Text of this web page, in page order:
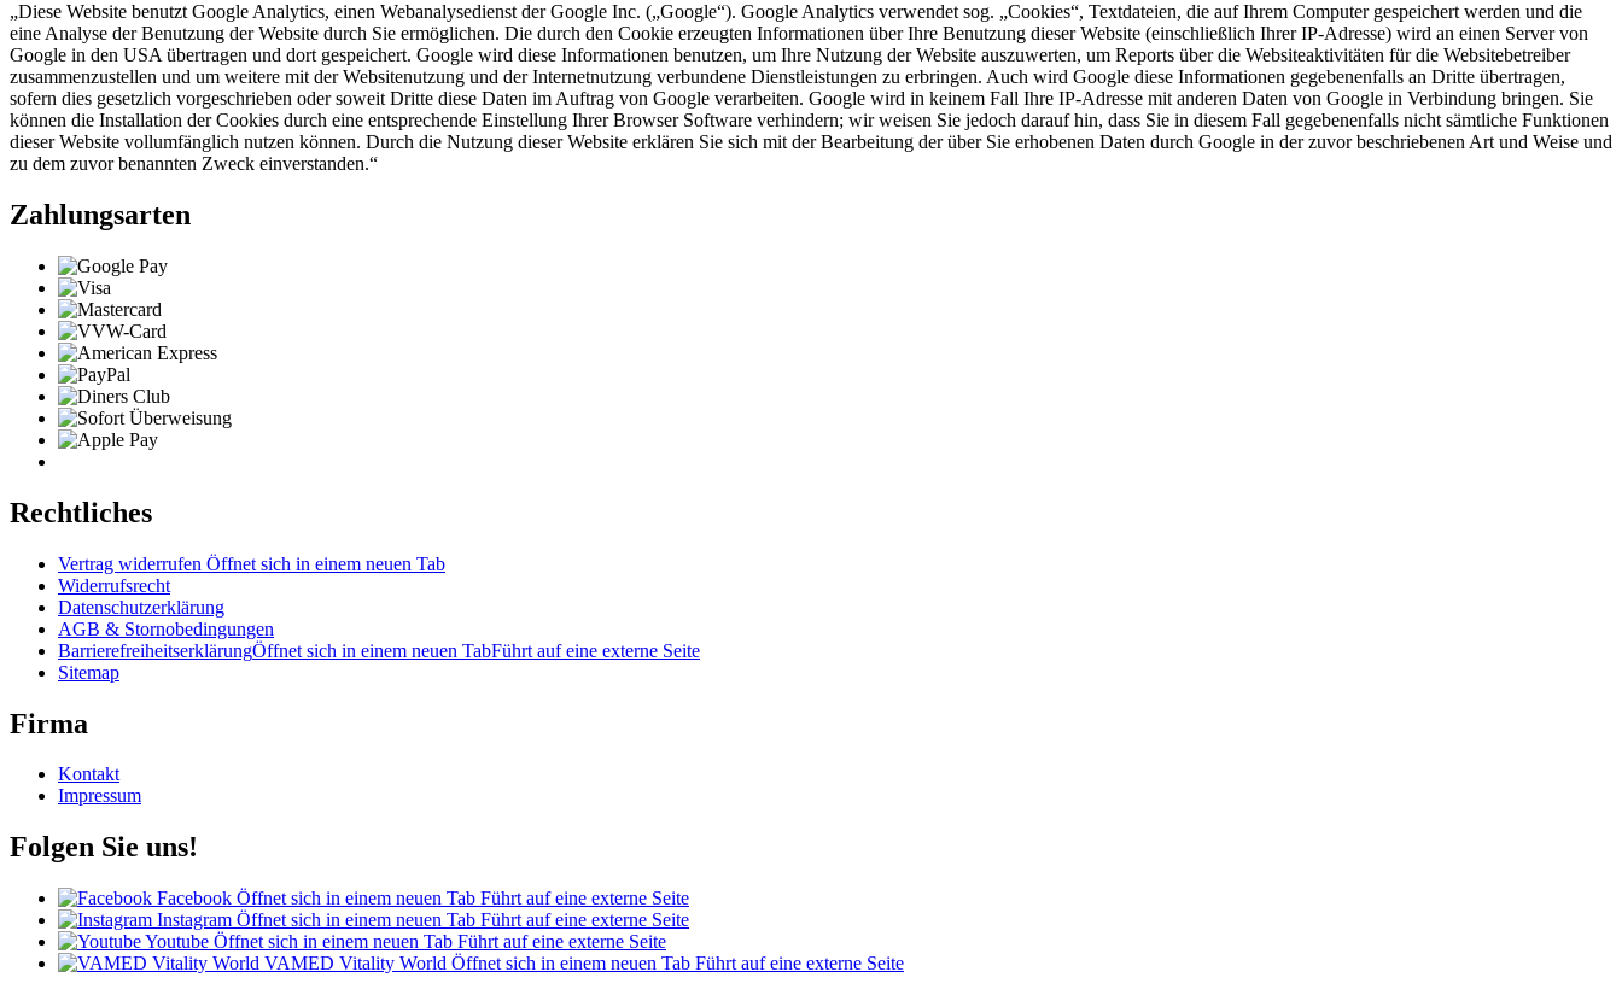
„Diese Website benutzt Google Analytics, einen Webanalysedienst der Google Inc. („Google“). Google Analytics verwendet sog. „Cookies“, Textdateien, die auf Ihrem Computer gespeichert werden und die
eine Analyse der Benutzung der Website durch Sie ermöglichen. Die durch den Cookie erzeugten Informationen über Ihre Benutzung dieser Website (einschließlich Ihrer IP-Adresse) wird an einen Server von
Google in den USA übertragen und dort gespeichert. Google wird diese Informationen benutzen, um Ihre Nutzung der Website auszuwerten, um Reports über die Websiteaktivitäten für die Websitebetreiber
zusammenzustellen und um weitere mit der Websitenutzung und der Internetnutzung verbundene Dienstleistungen zu erbringen. Auch wird Google diese Informationen gegebenenfalls an Dritte übertragen,
sofern dies gesetzlich vorgeschrieben oder soweit Dritte diese Daten im Auftrag von Google verarbeiten. Google wird in keinem Fall Ihre IP-Adresse mit anderen Daten von Google in Verbindung bringen. Sie
können die Installation der Cookies durch eine entsprechende Einstellung Ihrer Browser Software verhindern; wir weisen Sie jedoch darauf hin, dass Sie in diesem Fall gegebenenfalls nicht sämtliche Funktionen
dieser Website vollumfänglich nutzen können. Durch die Nutzung dieser Website erklären Sie sich mit der Bearbeitung der über Sie erhobenen Daten durch Google in der zuvor beschriebenen Art und Weise und
zu dem zuvor benannten Zweck einverstanden.“
Zahlungsarten
Rechtliches
Vertrag widerrufen Öffnet sich in einem neuen Tab
Widerrufsrecht
Datenschutzerklärung
AGB & Stornobedingungen
BarrierefreiheitserklärungÖffnet sich in einem neuen TabFührt auf eine externe Seite
Sitemap
Firma
Kontakt
Impressum
Folgen Sie uns!
Facebook Öffnet sich in einem neuen Tab Führt auf eine externe Seite
Instagram Öffnet sich in einem neuen Tab Führt auf eine externe Seite
Youtube Öffnet sich in einem neuen Tab Führt auf eine externe Seite
VAMED Vitality World Öffnet sich in einem neuen Tab Führt auf eine externe Seite